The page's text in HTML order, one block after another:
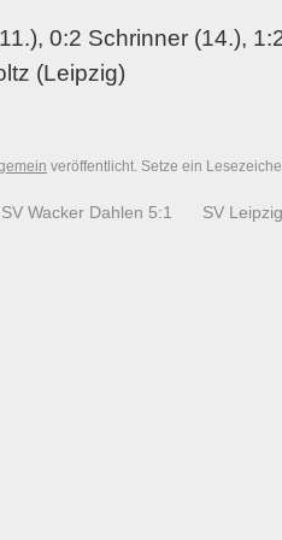
0:2 Schrinner (14.),
(Leipzig)
veröffentlicht. Setze ein
Wacker Dahlen 5:1
SV